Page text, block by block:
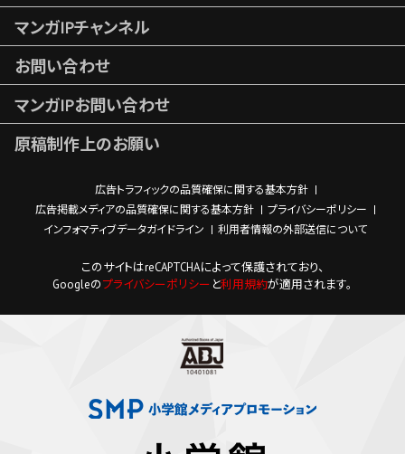
マンガIPチャンネル
お問い合わせ
マンガIPお問い合わせ
原稿制作上のお願い
広告トラフィックの品質確保に関する基本方針
広告掲載メディアの品質確保に関する基本方針
プライバシーポリシー
インフォマティブデータガイドライン
利用者情報の外部送信について
このサイトはreCAPTCHAによって保護されており、
Googleのプライバシーポリシー と利用規約が適用されます。